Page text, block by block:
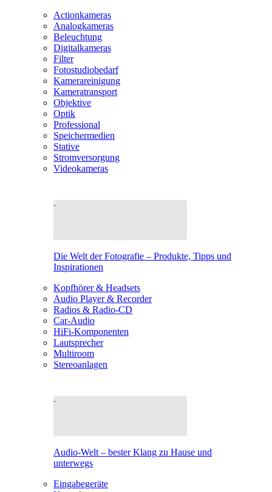
Actionkameras
Analogkameras
Beleuchtung
Digitalkameras
Filter
Fotostudiobedarf
Kamerareinigung
Kameratransport
Objektive
Optik
Professional
Speichermedien
Stative
Stromversorgung
Videokameras
Die Welt der Fotografie – Produkte, Tipps und
Inspirationen
Kopfhörer & Headsets
Audio Player & Recorder
Radios & Radio-CD
Car-Audio
HiFi-Komponenten
Lautsprecher
Multiroom
Stereoanlagen
Audio-Welt – bester Klang zu Hause und
unterwegs
Eingabegeräte